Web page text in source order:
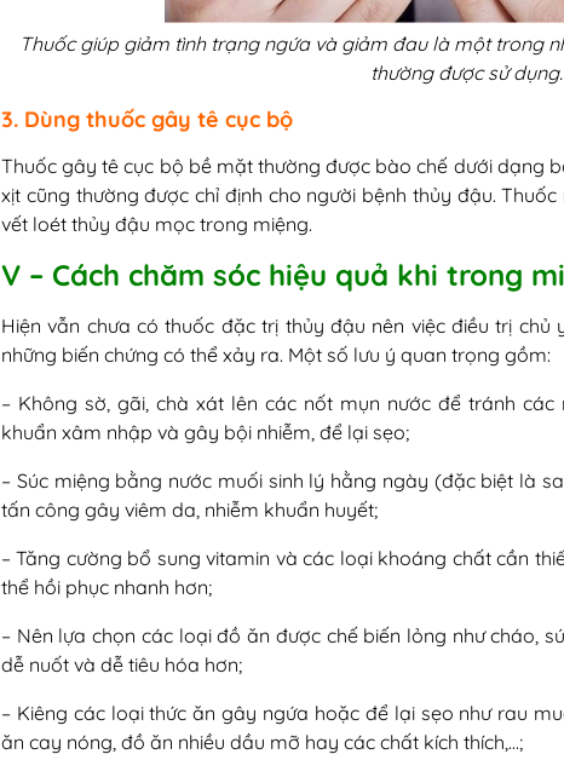
Thuốc giúp giảm tình trạng ngứa và giảm đau là một trong
thường được sử dụng.
3. Dùng thuốc gây tê cục bộ
Thuốc gây tê cục bộ bề mặt thường được bào chế dưới dạng
xịt cũng thường được chỉ định cho người bệnh thủy đậu.
vết loét thủy đậu mọc trong miệng.
V – Cách chăm sóc hiệu quả khi trong
Hiện vẫn chưa có thuốc đặc trị thủy đậu nên việc điều trị
những biến chứng có thể xảy ra. Một số lưu ý quan trọng gồm:
– Không sờ, gãi, chà xát lên các nốt mụn nước để tránh
khuẩn xâm nhập và gây bội nhiễm, để lại sẹo;
– Súc miệng bằng nước muối sinh lý hằng ngày (đặc biệt là
tấn công gây viêm da, nhiễm khuẩn huyết;
– Tăng cường bổ sung vitamin và các loại khoáng chất cần
thể hồi phục nhanh hơn;
– Nên lựa chọn các loại đồ ăn được chế biến lỏng như cháo,
dễ nuốt và dễ tiêu hóa hơn;
– Kiêng các loại thức ăn gây ngứa hoặc để lại sẹo như rau
ăn cay nóng, đồ ăn nhiều dầu mỡ hay các chất kích thích,…;